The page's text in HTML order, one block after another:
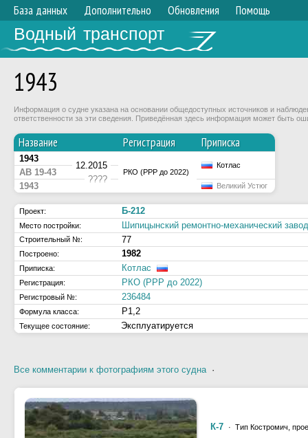
База данных Дополнительно Обновления Помощь
Водный транспорт
1943
Информация о судне указана на основании общедоступных источников и
ответственности за эти сведения. Приведённая здесь информация может быть
Название Регистрация Приписка
1943
12.2015
РКО (РРР до 2022)
Котлас
АВ 19-43
????
1943 Великий Устюг
Проект: Б-212
Место постройки: Шипицынский ремонтно-механический завод
Строительный №: 77
Построено: 1982
Приписка: Котлас
Регистрация: РКО (РРР до 2022)
Регистровый №: 236484
Формула класса: Р1,2
Текущее состояние: Эксплуатируется
Все комментарии к фотографиям этого судна·
К-7 · Тип Костромич,